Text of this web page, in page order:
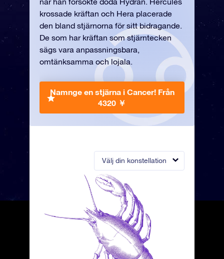
Välj din konstellation
krossade kräftan och Hera placerade
den bland stjärnorna för sitt bidragande.
De som har kräftan som stjärntecken
sägs vara anpassningsbara,
omtänksamma och lojala.
Namnge en stjärna i Cancer! Från
4320 ￥